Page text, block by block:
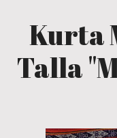
Kurta
Talla